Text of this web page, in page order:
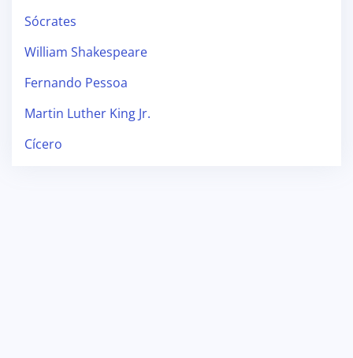
Sócrates
William Shakespeare
Fernando Pessoa
Martin Luther King Jr.
Cícero